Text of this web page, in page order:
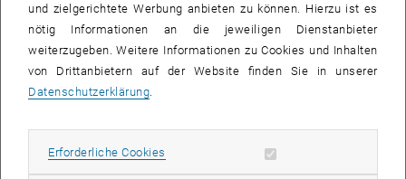
Subseiten von Talks
Subseiten von
Nanoskala beruhen.
Bei allgemeinen Anfragen wenden Sie sich bitte an:
3dnano@iap.tuwien.ac.at
und zielgerichtete Werbung anbieten zu können. Hierzu ist es
nötig Informationen an die jeweiligen Dienstanbieter
weiterzugeben. Weitere Informationen zu Cookies und Inhalten
von Drittanbietern auf der Website finden Sie in unserer
Datenschutzerklärung.
Erforderliche Cookies Erforderliche Cookies zulassen